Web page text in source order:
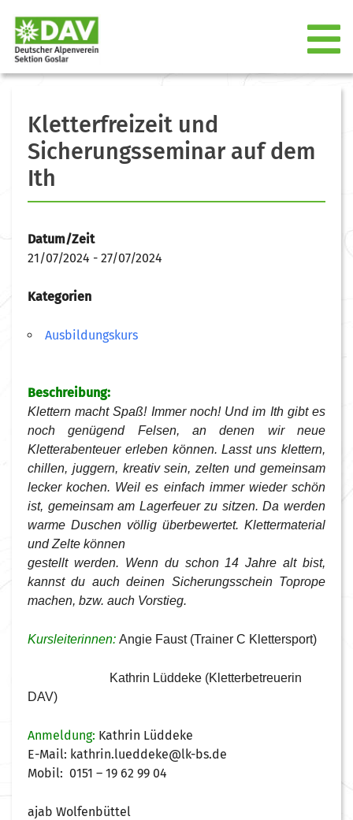
Kletterfreizeit und
Sicherungsseminar auf dem
Ith
Datum/Zeit
21/07/2024 - 27/07/2024
Kategorien
Ausbildungskurs
Beschreibung:
Klettern macht Spaß! Immer noch! Und im Ith gibt es
noch genügend Felsen, an denen wir neue
Kletterabenteuer erleben können. Lasst uns klettern,
chillen, juggern, kreativ sein, zelten und gemeinsam
lecker kochen. Weil es einfach immer wieder schön
ist, gemeinsam am Lagerfeuer zu sitzen. Da werden
warme Duschen völlig überbewertet. Klettermaterial
und Zelte können
gestellt werden. Wenn du schon 14 Jahre alt bist,
kannst du auch deinen Sicherungsschein Toprope
machen, bzw. auch Vorstieg.
Kursleiterinnen: Angie Faust (Trainer C Klettersport)
Kathrin Lüddeke (Kletterbetreuerin
DAV)
Anmeldung: Kathrin Lüddeke
E-Mail: kathrin.lueddeke@lk-bs.de
Mobil: 0151 – 19 62 99 04
ajab Wolfenbüttel